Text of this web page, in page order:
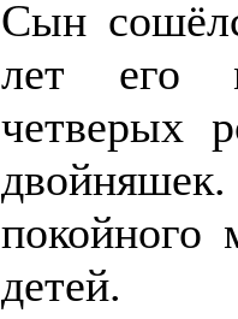
Сын
лет его
четверых
покойного
детей.